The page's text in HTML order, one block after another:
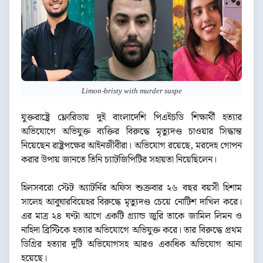
Limon-bristy with murder suspe
যুক্তরাষ্ট্রে ফ্লোরিডায় দুই বাংলাদেশি পিএইচডি শিক্ষার্থী হত্যার
অভিযোগে অভিযুক্ত ব্যক্তির বিরুদ্ধে মৃত্যুদণ্ড চাওয়ার সিদ্ধান্ত
নিয়েছেন রাষ্ট্রপক্ষের আইনজীবীরা। অভিযোগ রয়েছে, মরদেহ গোপন
করার উপায় জানতে তিনি চ্যাটজিপিটির সহায়তা নিয়েছিলেন।
হিলসবরো স্টেট অ্যাটর্নির অফিস শুক্রবার ২৬ বছর বয়সী হিশাম
সালেহ আবুঘারবিয়েহর বিরুদ্ধে মৃত্যুদণ্ড চেয়ে নোটিশ দাখিল করে।
এর মাত্র ২৪ ঘণ্টা আগে একটি গ্র্যান্ড জুরি তাকে জামিল লিমন ও
নাহিদা ব্রিস্টিকে হত্যার অভিযোগে অভিযুক্ত করে। তার বিরুদ্ধে প্রথম
ডিগ্রির হত্যার দুটি অভিযোগসহ আরও একাধিক অভিযোগ আনা
হয়েছে।